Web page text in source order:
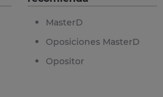
MasterD
Oposiciones MasterD
Opositor